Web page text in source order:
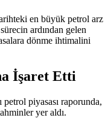
en büyük petrol arz
ardından gelen
dönme ihtimalini
İşaret Etti
petrol piyasası raporunda,
yer aldı.